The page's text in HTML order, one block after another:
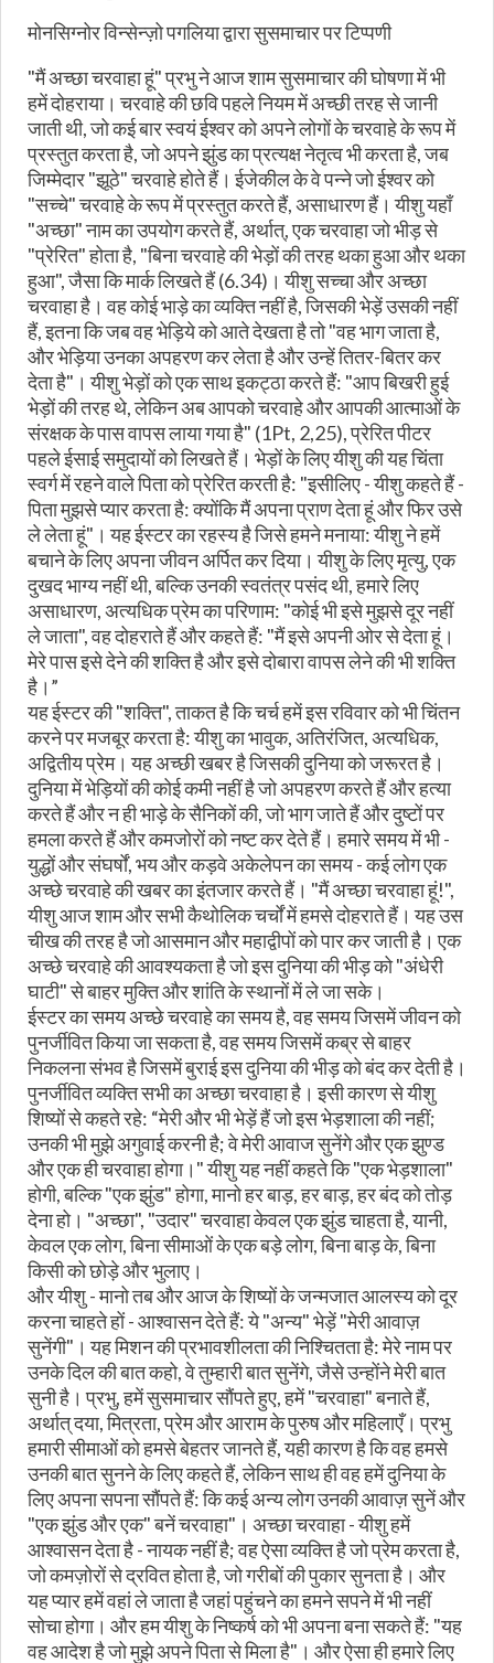
मोनसिग्नोर विन्सेन्ज़ो पगलिया द्वारा सुसमाचार पर टिप्पणी
"मैं अच्छा चरवाहा हूं" प्रभु ने आज शाम सुसमाचार की घोषणा में भी
हमें दोहराया। चरवाहे की छवि पहले नियम में अच्छी तरह से जानी
जाती थी, जो कई बार स्वयं ईश्वर को अपने लोगों के चरवाहे के रूप में
प्रस्तुत करता है, जो अपने झुंड का प्रत्यक्ष नेतृत्व भी करता है, जब
जिम्मेदार "झूठे" चरवाहे होते हैं। ईजेकील के वे पन्ने जो ईश्वर को
"सच्चे" चरवाहे के रूप में प्रस्तुत करते हैं, असाधारण हैं। यीशु यहाँ
"अच्छा" नाम का उपयोग करते हैं, अर्थात्, एक चरवाहा जो भीड़ से
"प्रेरित" होता है, "बिना चरवाहे की भेड़ों की तरह थका हुआ और थका
हुआ", जैसा कि मार्क लिखते हैं (6.34)। यीशु सच्चा और अच्छा
चरवाहा है। वह कोई भाड़े का व्यक्ति नहीं है, जिसकी भेड़ें उसकी नहीं
हैं, इतना कि जब वह भेड़िये को आते देखता है तो "वह भाग जाता है,
और भेड़िया उनका अपहरण कर लेता है और उन्हें तितर-बितर कर
देता है"। यीशु भेड़ों को एक साथ इकट्ठा करते हैं: "आप बिखरी हुई
भेड़ों की तरह थे, लेकिन अब आपको चरवाहे और आपकी आत्माओं के
संरक्षक के पास वापस लाया गया है" (1Pt, 2,25), प्रेरित पीटर
पहले ईसाई समुदायों को लिखते हैं। भेड़ों के लिए यीशु की यह चिंता
स्वर्ग में रहने वाले पिता को प्रेरित करती है: "इसीलिए - यीशु कहते हैं -
पिता मुझसे प्यार करता है: क्योंकि मैं अपना प्राण देता हूं और फिर उसे
ले लेता हूं"। यह ईस्टर का रहस्य है जिसे हमने मनाया: यीशु ने हमें
बचाने के लिए अपना जीवन अर्पित कर दिया। यीशु के लिए मृत्यु, एक
दुखद भाग्य नहीं थी, बल्कि उनकी स्वतंत्र पसंद थी, हमारे लिए
असाधारण, अत्यधिक प्रेम का परिणाम: "कोई भी इसे मुझसे दूर नहीं
ले जाता", वह दोहराते हैं और कहते हैं: "मैं इसे अपनी ओर से देता हूं।
मेरे पास इसे देने की शक्ति है और इसे दोबारा वापस लेने की भी शक्ति
है।”
यह ईस्टर की "शक्ति", ताकत है कि चर्च हमें इस रविवार को भी चिंतन
करने पर मजबूर करता है: यीशु का भावुक, अतिरंजित, अत्यधिक,
अद्वितीय प्रेम। यह अच्छी खबर है जिसकी दुनिया को जरूरत है।
दुनिया में भेड़ियों की कोई कमी नहीं है जो अपहरण करते हैं और हत्या
करते हैं और न ही भाड़े के सैनिकों की, जो भाग जाते हैं और दुष्टों पर
हमला करते हैं और कमजोरों को नष्ट कर देते हैं। हमारे समय में भी -
युद्धों और संघर्षों, भय और कड़वे अकेलेपन का समय - कई लोग एक
अच्छे चरवाहे की खबर का इंतजार करते हैं। "मैं अच्छा चरवाहा हूं!",
यीशु आज शाम और सभी कैथोलिक चर्चों में हमसे दोहराते हैं। यह उस
चीख की तरह है जो आसमान और महाद्वीपों को पार कर जाती है। एक
अच्छे चरवाहे की आवश्यकता है जो इस दुनिया की भीड़ को "अंधेरी
घाटी" से बाहर मुक्ति और शांति के स्थानों में ले जा सके।
ईस्टर का समय अच्छे चरवाहे का समय है, वह समय जिसमें जीवन को
पुनर्जीवित किया जा सकता है, वह समय जिसमें कब्र से बाहर
निकलना संभव है जिसमें बुराई इस दुनिया की भीड़ को बंद कर देती है।
पुनर्जीवित व्यक्ति सभी का अच्छा चरवाहा है। इसी कारण से यीशु
शिष्यों से कहते रहे: “मेरी और भी भेड़ें हैं जो इस भेड़शाला की नहीं;
उनकी भी मुझे अगुवाई करनी है; वे मेरी आवाज सुनेंगे और एक झुण्ड
और एक ही चरवाहा होगा।" यीशु यह नहीं कहते कि "एक भेड़शाला"
होगी, बल्कि "एक झुंड" होगा, मानो हर बाड़, हर बाड़, हर बंद को तोड़
देना हो। "अच्छा", "उदार" चरवाहा केवल एक झुंड चाहता है, यानी,
केवल एक लोग, बिना सीमाओं के एक बड़े लोग, बिना बाड़ के, बिना
किसी को छोड़े और भुलाए।
और यीशु - मानो तब और आज के शिष्यों के जन्मजात आलस्य को दूर
करना चाहते हों - आश्वासन देते हैं: ये "अन्य" भेड़ें "मेरी आवाज़
सुनेंगी"। यह मिशन की प्रभावशीलता की निश्चितता है: मेरे नाम पर
उनके दिल की बात कहो, वे तुम्हारी बात सुनेंगे, जैसे उन्होंने मेरी बात
सुनी है। प्रभु, हमें सुसमाचार सौंपते हुए, हमें "चरवाहा" बनाते हैं,
अर्थात् दया, मित्रता, प्रेम और आराम के पुरुष और महिलाएँ। प्रभु
हमारी सीमाओं को हमसे बेहतर जानते हैं, यही कारण है कि वह हमसे
उनकी बात सुनने के लिए कहते हैं, लेकिन साथ ही वह हमें दुनिया के
लिए अपना सपना सौंपते हैं: कि कई अन्य लोग उनकी आवाज़ सुनें और
"एक झुंड और एक" बनें चरवाहा"। अच्छा चरवाहा - यीशु हमें
आश्वासन देता है - नायक नहीं है; वह ऐसा व्यक्ति है जो प्रेम करता है,
जो कमज़ोरों से द्रवित होता है, जो गरीबों की पुकार सुनता है। और
यह प्यार हमें वहां ले जाता है जहां पहुंचने का हमने सपने में भी नहीं
सोचा होगा। और हम यीशु के निष्कर्ष को भी अपना बना सकते हैं: "यह
वह आदेश है जो मुझे अपने पिता से मिला है"। और ऐसा ही हमारे लिए